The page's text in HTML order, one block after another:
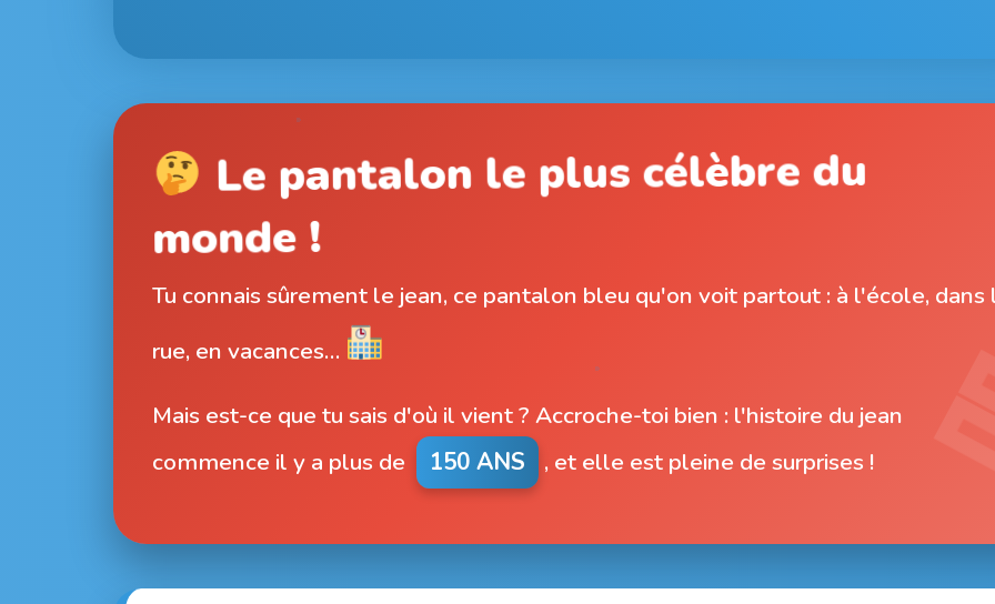
Le pantalon le plus célèbre du
monde !
Tu connais sûrement le jean, ce pantalon bleu qu'on voit partout : à l'école, dans
rue, en vacances…
Mais est-ce que tu sais d'où il vient ? Accroche-toi bien : l'histoire du jean
commence il y a plus de
150 ANS , et elle est pleine de surprises !